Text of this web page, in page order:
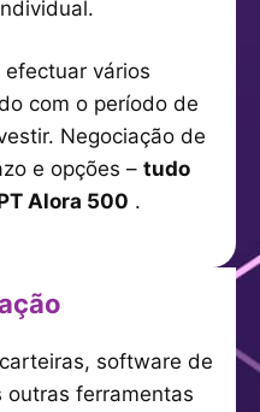
vários
com o período de
Negociação de
e opções – tudo
Alora 500 .
software de
ferramentas